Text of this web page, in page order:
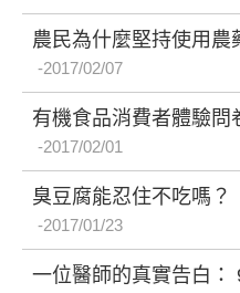
農民為什麼堅持使用農
2017/02/07
有機食品消費者體驗問
2017/02/01
臭豆腐能忍住不吃嗎？
2017/01/23
一位醫師的真實告白：